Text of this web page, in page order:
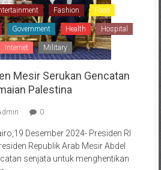
Fashion Food
Government Health Hospital
Internet Military
Mesir Serukan Gencatan
Palestina
0
Desember 2024- Presiden RI
Republik Arab Mesir Abdel
senjata untuk menghentikan